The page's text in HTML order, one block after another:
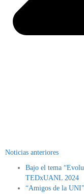
Noticias anteriores
Bajo el tema
TEDxUANL 2024
“Amigos de la